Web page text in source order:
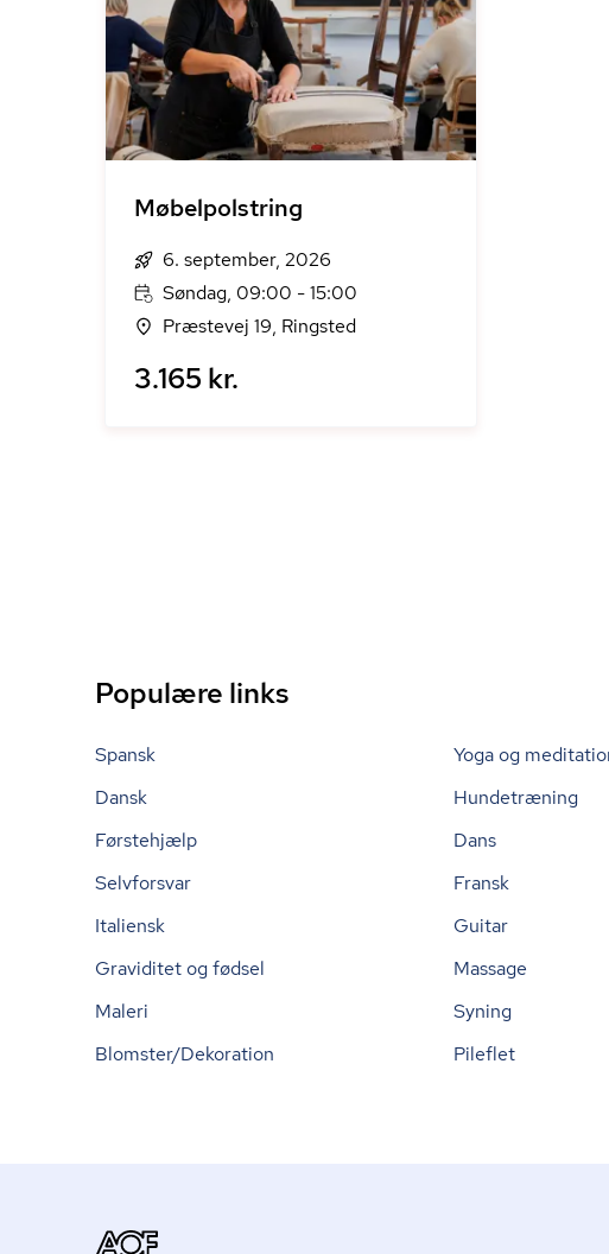
Møbelpolstring
6. september, 2026
Søndag, 09:00 - 15:00
Præstevej 19, Ringsted
3.165 kr.
Populære links
Spansk Yoga og
Dansk
Hundetræning
Førstehjælp
Dans
Selvforsvar
Fransk
Italiensk
Guitar
Graviditet og fødsel
Massage
Maleri
Syning
Blomster/Dekoration
Pileflet